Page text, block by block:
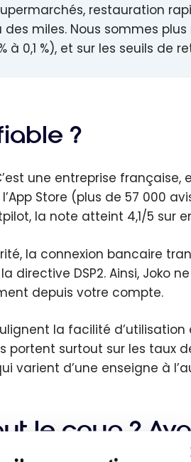
restauration
des miles. Nous sommes
à 0,1 %), et sur les seuils de
?
une entreprise française,
Store (plus de 57 000
la note atteint 4,1/5 sur
la connexion bancaire
directive DSP2. Ainsi, Joko
depuis votre compte.
la facilité
portent surtout sur les taux
varient d’une enseigne à
le coup ?